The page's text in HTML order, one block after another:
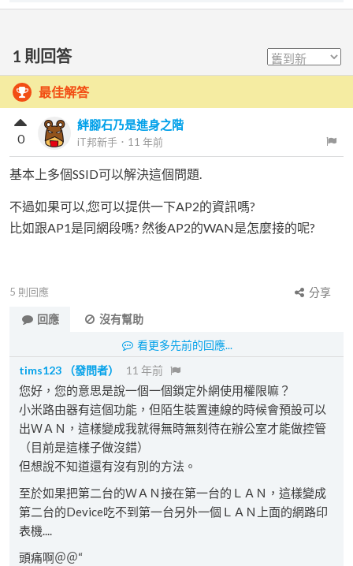
1 則回答
最佳解答
絆腳石乃是進身之階
iT邦新手 ． 11 年前
0
基本上多個SSID可以解決這個問題.
不過如果可以,您可以提供一下AP2的資訊嗎?
比如跟AP1是同網段嗎? 然後AP2的WAN是怎麼接的呢?
5 則回應
分享
回應
沒有幫助
看更多先前的回應...
tims123
（發問者） 11 年前
您好，您的意思是說一個一個鎖定外網使用權限嘛？
小米路由器有這個功能，但陌生裝置連線的時候會預設可以
出ＷＡＮ，這樣變成我就得無時無刻待在辦公室才能做控管
（目前是這樣子做沒錯）
但想說不知道還有沒有別的方法。
至於如果把第二台的ＷＡＮ接在第一台的ＬＡＮ，這樣變成
第二台的Device吃不到第一台另外一個ＬＡＮ上面的網路印
表機....
頭痛啊＠＠“